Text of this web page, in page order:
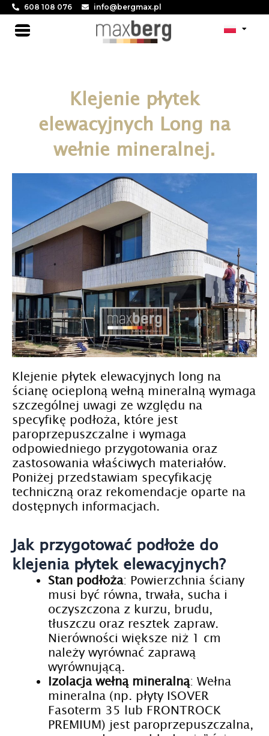
Skip
content
608 108 076 info@bergmax.pl
Main
Klejenie płytek
elewacyjnych Long na
wełnie mineralnej.
Klejenie płytek elewacyjnych long na
ścianę ocieploną wełną mineralną wymaga
szczególnej uwagi ze względu na
specyfikę podłoża, które jest
paroprzepuszczalne i wymaga
odpowiedniego przygotowania oraz
zastosowania właściwych materiałów.
Poniżej przedstawiam specyfikację
techniczną oraz rekomendacje oparte na
dostępnych informacjach.
Jak przygotować podłoże do
klejenia płytek elewacyjnych?
Stan podłoża: Powierzchnia ściany
musi być równa, trwała, sucha i
oczyszczona z kurzu, brudu,
tłuszczu oraz resztek zapraw.
Nierówności większe niż 1 cm
należy wyrównać zaprawą
wyrównującą.
Izolacja wełną mineralną: Wełna
mineralna (np. płyty ISOVER
Fasoterm 35 lub FRONTROCK
PREMIUM) jest paroprzepuszczalna,